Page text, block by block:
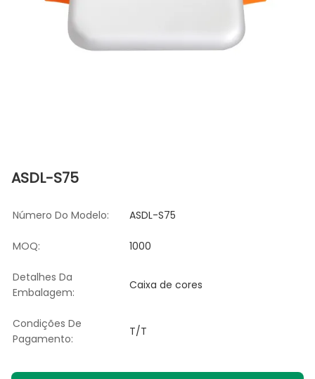
ASDL-S75
Número Do Modelo: ASDL-S75
MOQ: 1000
Detalhes Da
Embalagem:
Caixa de cores
Condições De
Pagamento:
T/T